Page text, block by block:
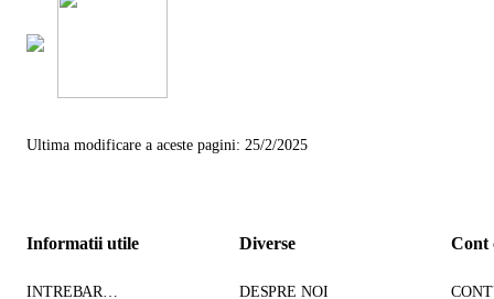
Ultima modificare a aceste pagini: 25/2/2025
Informatii utile
INTREBARI FRECVENTE
Diverse
DESPRE NOI
Cont